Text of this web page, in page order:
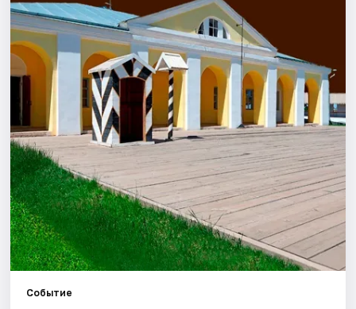
Города
Площадки
Артисты
Рейтинги
Событие